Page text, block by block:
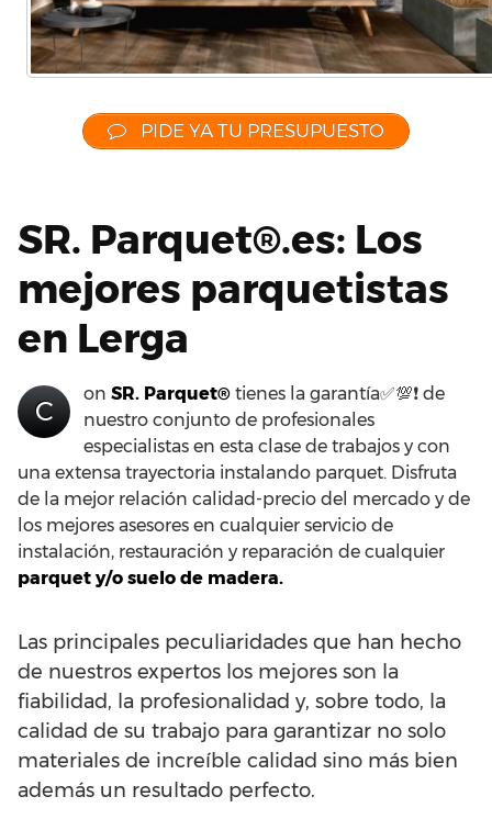
PIDE YA TU PRESUPUESTO
SR. Parquet®.es: Los
mejores parquetistas
en Lerga
C
on SR. Parquet® tienes la garantía✅💯❗ de
nuestro conjunto de profesionales
especialistas en esta clase de trabajos y con
una extensa trayectoria instalando parquet. Disfruta
de la mejor relación calidad-precio del mercado y de
los mejores asesores en cualquier servicio de
instalación, restauración y reparación de cualquier
parquet y/o suelo de madera.
Las principales peculiaridades que han hecho
de nuestros expertos los mejores son la
fiabilidad, la profesionalidad y, sobre todo, la
calidad de su trabajo para garantizar no solo
materiales de increíble calidad sino más bien
además un resultado perfecto.